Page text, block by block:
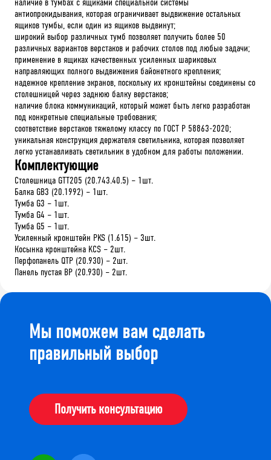
антиопрокидывания, которая ограничивает выдвижение остальных
ящиков тумбы, если один из ящиков выдвинут;
широкий выбор различных тумб позволяет получить более 50
различных вариантов верстаков и рабочих столов под любые задачи;
применение в ящиках качественных усиленных шариковых
направляющих полного выдвижения байонетного крепления;
надежное крепление экранов, поскольку их кронштейны соединены со
столешницей через заднюю балку верстаков;
наличие блока коммуникаций, который может быть легко разработан
под конкретные специальные требования;
соответствие верстаков тяжелому классу по ГОСТ Р 58863-2020;
уникальная конструкция держателя светильника, которая позволяет
легко устанавливать светильник в удобном для работы положении.
Комплектующие
Столешница GTT205 (20.743.40.5) – 1шт.
Балка GB3 (20.1992) – 1шт.
Тумба G3 – 1шт.
Тумба G4 – 1шт.
Тумба G5 – 1шт.
Усиленный кронштейн PKS (1.615) – 3шт.
Косынка кронштейна KCS – 2шт.
Перфопанель QTP (20.930) – 2шт.
Панель пустая BP (20.930) – 2шт.
Мы поможем вам сделать
правильный выбор
Получить консультацию